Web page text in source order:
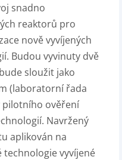
snadno
reaktorů pro
nově vyvíjených
Budou vyvinuty dvě
sloužit jako
(laboratorní řada
ověření
Navržený
aplikován na
vyvíjené